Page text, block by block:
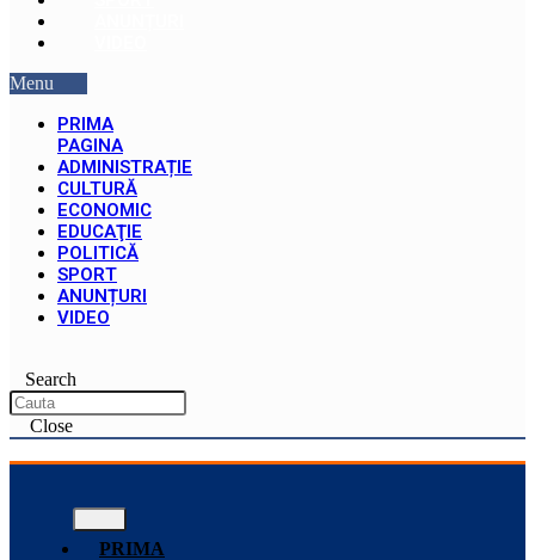
Menu
PRIMA
PAGINA
ADMINISTRAȚIE
CULTURĂ
ECONOMIC
EDUCAŢIE
POLITICĂ
SPORT
ANUNȚURI
VIDEO
Search
Close
PRIMA